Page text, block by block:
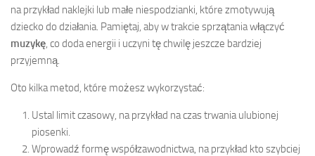
na przykład naklejki lub małe niespodzianki, które zmotywują
dziecko do działania. Pamiętaj, aby w trakcie sprzątania włączyć
muzykę , co doda energii i uczyni tę chwilę jeszcze bardziej
przyjemną.
Oto kilka metod, które możesz wykorzystać:
Ustal limit czasowy, na przykład na czas trwania ulubionej
piosenki.
Wprowadź formę współzawodnictwa, na przykład kto szybciej